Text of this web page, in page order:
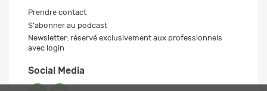
Prendre contact
S'abonner au podcast
Newsletter: réservé exclusivement aux professionnels
avec login
Social Media